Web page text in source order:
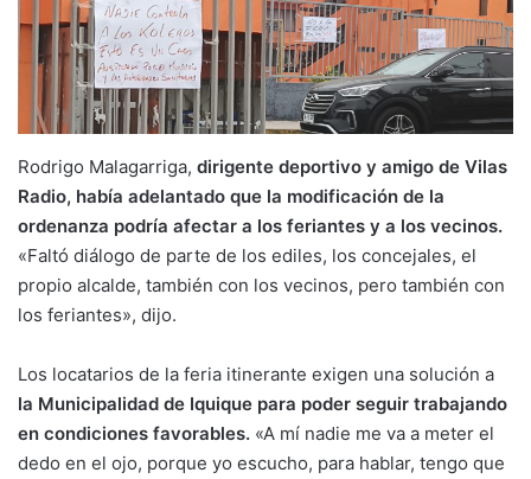
Rodrigo Malagarriga, dirigente deportivo y amigo de Vilas
Radio, había adelantado que la modificación de la
ordenanza podría afectar a los feriantes y a los vecinos.
«Faltó diálogo de parte de los ediles, los concejales, el
propio alcalde, también con los vecinos, pero también con
los feriantes», dijo.
Los locatarios de la feria itinerante exigen una solución a
la Municipalidad de Iquique para poder seguir trabajando
en condiciones favorables. «A mí nadie me va a meter el
dedo en el ojo, porque yo escucho, para hablar, tengo que